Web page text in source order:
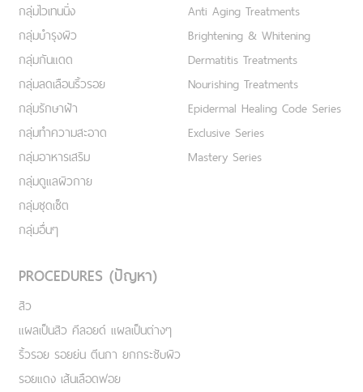
กลุ่มไวเทนนิ่ง
กลุ่มบำรุงผิว
กลุ่มกันแดด
กลุ่มลดเลือนริ้วรอย
กลุ่มรักษาฝ้า
กลุ่มทำความสะอาด
กลุ่มอาหารเสริม
กลุ่มดูแลผิวกาย
กลุ่มชุดเซ็ต
กลุ่มอื่นๆ
Anti Aging Treatments
Brightening & Whitening
Dermatitis Treatments
Nourishing Treatments
Epidermal Healing Code Series
Exclusive Series
Mastery Series
PROCEDURES (ปัญหา)
สิว
แผลเป็นสิว คีลอยด์ แผลเป็นต่างๆ
ริ้วรอย รอยย่น ตีนกา ยกกระชับผิว
รอยแดง เส้นเลือดฟอย